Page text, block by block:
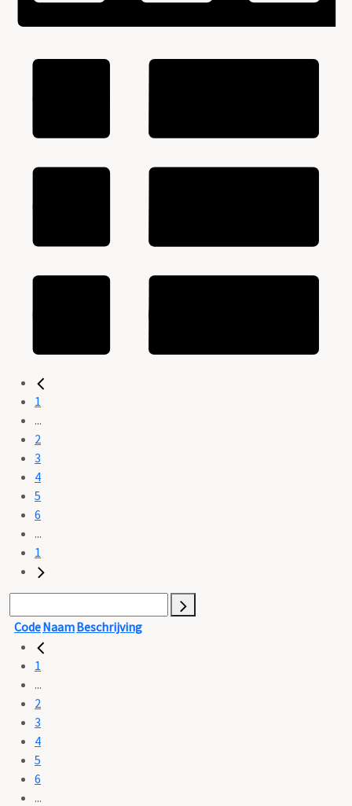
1
...
2
3
4
5
6
...
1
CodeNaamBeschrijving
1
...
2
3
4
5
6
...